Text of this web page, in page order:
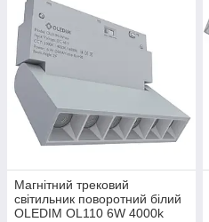
Магнітний трековий
світильник поворотний білий
OLEDIM OL110 6W 4000k